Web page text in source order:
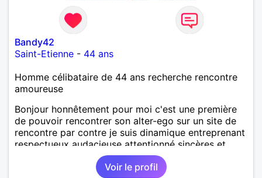
Bandy42
Saint-Etienne - 44 ans
Homme célibataire de 44 ans recherche rencontre
amoureuse
Bonjour honnêtement pour moi c'est une première
de pouvoir rencontrer son alter-ego sur un site de
rencontre par contre je suis dinamique entreprenant
respectueux audacieuse attentionné sincères et
expressif et j' aime surtout les câlins et à les
partager avec humour et amour bisous à+ à bientôt
Voir le profil